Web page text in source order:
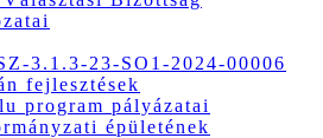
3.1.3-23-SO1-2024-00006
fejlesztések
program pályázatai
épületének